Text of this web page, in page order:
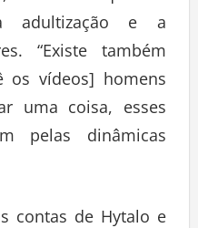
adultização e a
“Existe também
os vídeos] homens
uma coisa, esses
pelas dinâmicas
contas de Hytalo e